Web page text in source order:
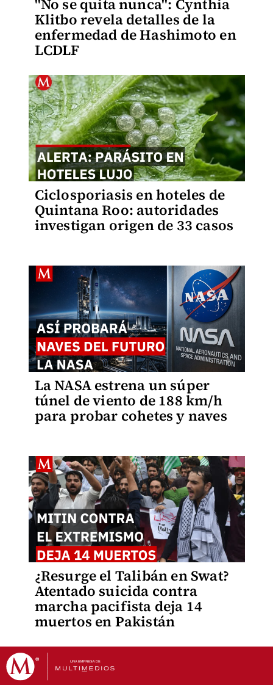
"No se quita nunca": Cynthia
Klitbo revela detalles de la
enfermedad de Hashimoto en
LCDLF
Ciclosporiasis en hoteles de
Quintana Roo: autoridades
investigan origen de 33 casos
La NASA estrena un súper
túnel de viento de 188 km/h
para probar cohetes y naves
¿Resurge el Talibán en Swat?
Atentado suicida contra
marcha pacifista deja 14
muertos en Pakistán